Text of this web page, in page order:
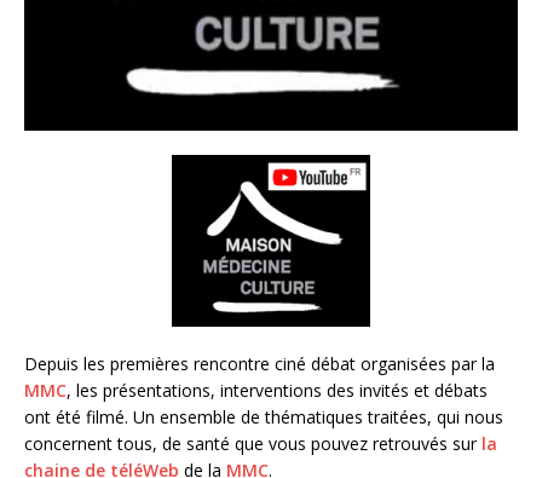
Depuis les premières rencontre ciné débat organisées par la
MMC, les présentations, interventions des invités et débats
ont été filmé. Un ensemble de thématiques traitées, qui nous
concernent tous, de santé que vous pouvez retrouvés sur la
chaine de téléWeb de la MMC.